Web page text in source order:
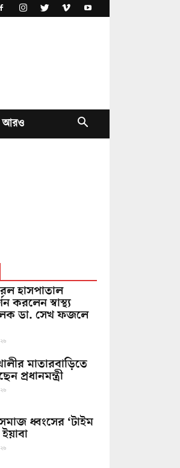
আরও
হাসপাতাল
করলেন স্বাস্থ্য
ডা. সেখ ফজলে
মাতারবাড়িতে
প্রধানমন্ত্রী
ধ্বংসের ‘টাইম